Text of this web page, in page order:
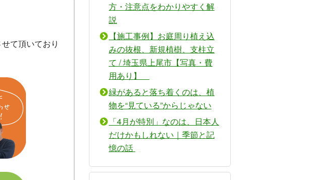
て頂いており
方・注意点をわかりやすく解
説
【施工事例】お庭周り植え込
みの抜根、新規植樹、支柱立
て / 埼玉県上尾市【写真・費
用あり】
緑があると落ち着くのは、植
物を“見ている”からじゃない
「4月が特別」なのは、日本人
だけかもしれない｜季節と記
憶の話